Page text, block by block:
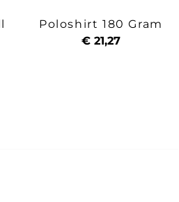
Poloshirt 180 Gram
€ 21,27